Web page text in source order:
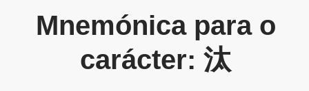
Mnemónica para o
carácter: 汰